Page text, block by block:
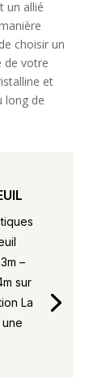
un allié
choisir un
de votre
et
long de
–
sur
La